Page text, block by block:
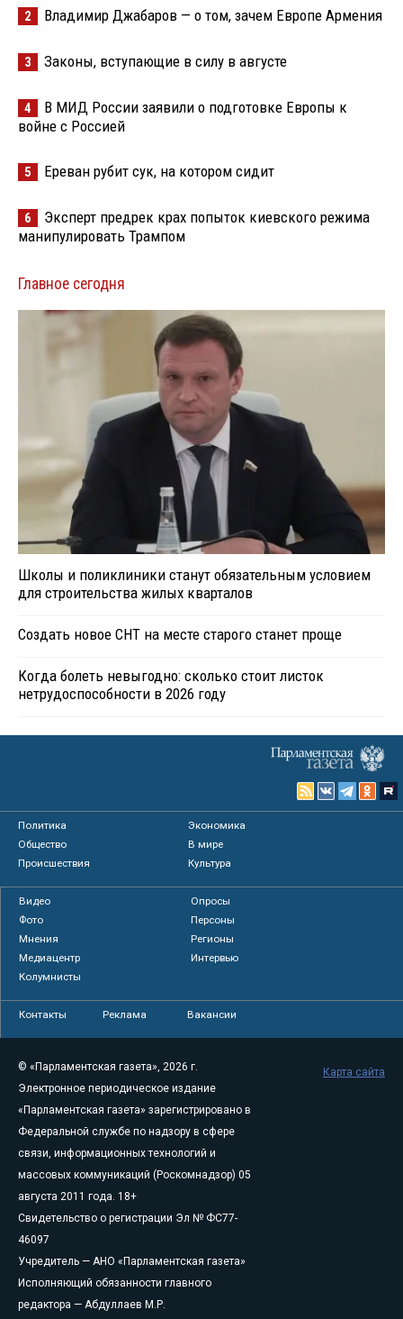
2 Владимир Джабаров — о том, зачем Европе Армения
3 Законы, вступающие в силу в августе
4
В МИД России заявили о подготовке Европы к
войне с Россией
5 Ереван рубит сук, на котором сидит
6
Эксперт предрек крах попыток киевского режима
манипулировать Трампом
Главное сегодня
Школы и поликлиники станут обязательным условием
для строительства жилых кварталов
Создать новое СНТ на месте старого станет проще
Когда болеть невыгодно: сколько стоит листок
нетрудоспособности в 2026 году
Политика
Экономика
Общество
В мире
Происшествия
Культура
Видео
Опросы
Фото
Персоны
Мнения
Регионы
Медиацентр
Интервью
Колумнисты
Контакты Реклама Вакансии
© «Парламентская газета», 2026 г.
Электронное периодическое издание
«Парламентская газета» зарегистрировано в
Федеральной службе по надзору в сфере
связи, информационных технологий и
массовых коммуникаций (Роскомнадзор) 05
августа 2011 года. 18+
Свидетельство о регистрации Эл № ФС77-
46097
Учредитель — АНО «Парламентская газета»
Исполняющий обязанности главного
редактора — Абдуллаев М.Р.
Карта сайта